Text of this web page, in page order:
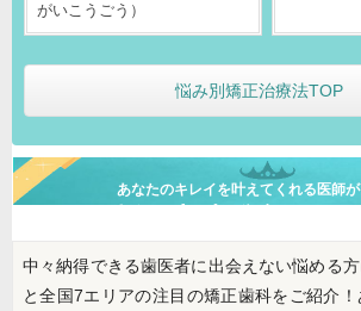
がいこうごう）
悩み別矯正治療法TOP
あなたのキレイを叶えてくれる医師が
中々納得できる歯医者に出会えない悩める
と全国7エリアの注目の矯正歯科をご紹介